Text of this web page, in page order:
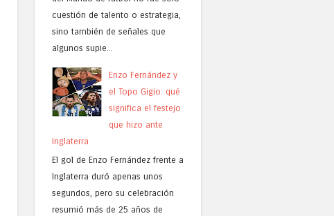
cuestión de talento o estrategia,
sino también de señales que
algunos supie...
Enzo Fernández y
el Topo Gigio: qué
significa el festejo
que hizo ante
Inglaterra
El gol de Enzo Fernández frente a
Inglaterra duró apenas unos
segundos, pero su celebración
resumió más de 25 años de